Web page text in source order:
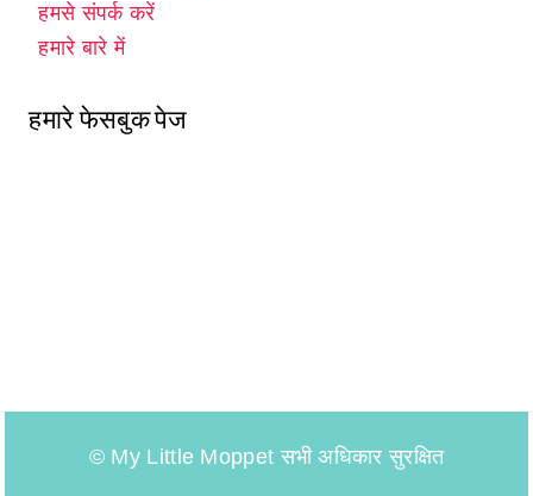
हमसे संपर्क करें
हमारे बारे में
हमारे फेसबुक पेज
© My Little Moppet सभी अधिकार सुरक्षित